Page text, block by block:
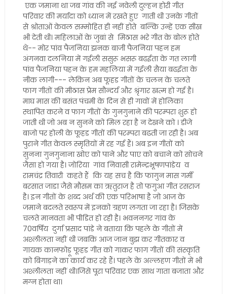
एक जमाना था जब गांव की नई नवेली दुल्हन होरी गीत
परिवार की मर्यादा को ध्यान में रखते हुए गाती थी उनके गीतों
से श्रोताओं केवल सम्मोहित ही नहीं होते बल्कि उन्हें एक सीख
भी देती थी। महिलाओं के जुबां से मिठास भरे गीत के बोल होते
थे-- मोर पांव पैजनिया झनक बाजी पैजनिया पहन हम
अंगनवा दलनिया में गईली ससुरू भसरू बढईता के गत लागी
पांव पैजनिया पहन के हम महलिया में गईली सैया बढईता के
नीक लागी--- लेकिन अब फूहड गीतों के चलन के चलते
फाग गीतों की मीठास प्रेम सौन्दर्य और श्रृंगार खत्म हो गई है।
माघ मास की बसंत पंचमी के दिन से ही गावों में होलिका
स्थापित करने व फाग गीतों के गुनगुनाने की परम्परा शुरू हो
जाती थी जो अब न सुनने को मिल रहा है न देखने को । डीजे
बाजो पर होली के फूहड गीतों की परम्परा बढती जा रही है। अब
पुराने गीत केवल स्मृतियों में रह गई हैं। अब इन गीतों को
सुनना गुनगुनाना खोए को पाने और पाए को बचाने को सोचने
जैसा हो गया है। जोरिया गांव निवासी रामेन्द्रभूषणपांडेय व
रामचंद्र तिवारी कहते हैं कि यह सच है कि फागुन मास गर्मी
बरसात जाडा जैसे मौसम का ऋतुराज है तो फगुआ गीत रसराज
है। इन गीतों के शब्द अर्थ की एक परिभाषा है जो आज के
जमाने बदलते स्वरूप में इनको ग्रहण लगता जा रहा है। जिसके
चलते मानवता भी पीडित हो रही है। भवननगर गांव के
70वर्षिय दुर्गा प्रसाद पांडे ने बताया कि पहले के गीतों में
अश्लीलता नहीं थी जबकि आज जान बुझ कर गीतकार व
गायक कानफोड़ू फूहड गीत को गाकर फाग गीतों की संस्कृति
को बिगाड़ने का कार्य कर रहे हैं। पहले के अल्लहण गीतों में भी
अश्लीलता नहीं थी।जिसे पूरा परिवार एक साथ गाता बजाता और
मग्न होता था।